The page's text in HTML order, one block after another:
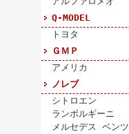
Q-MODEL
トヨタ
ＧＭＰ
アメリカ
ノレブ
シトロエン
ランボルギーニ
メルセデス ベンツ